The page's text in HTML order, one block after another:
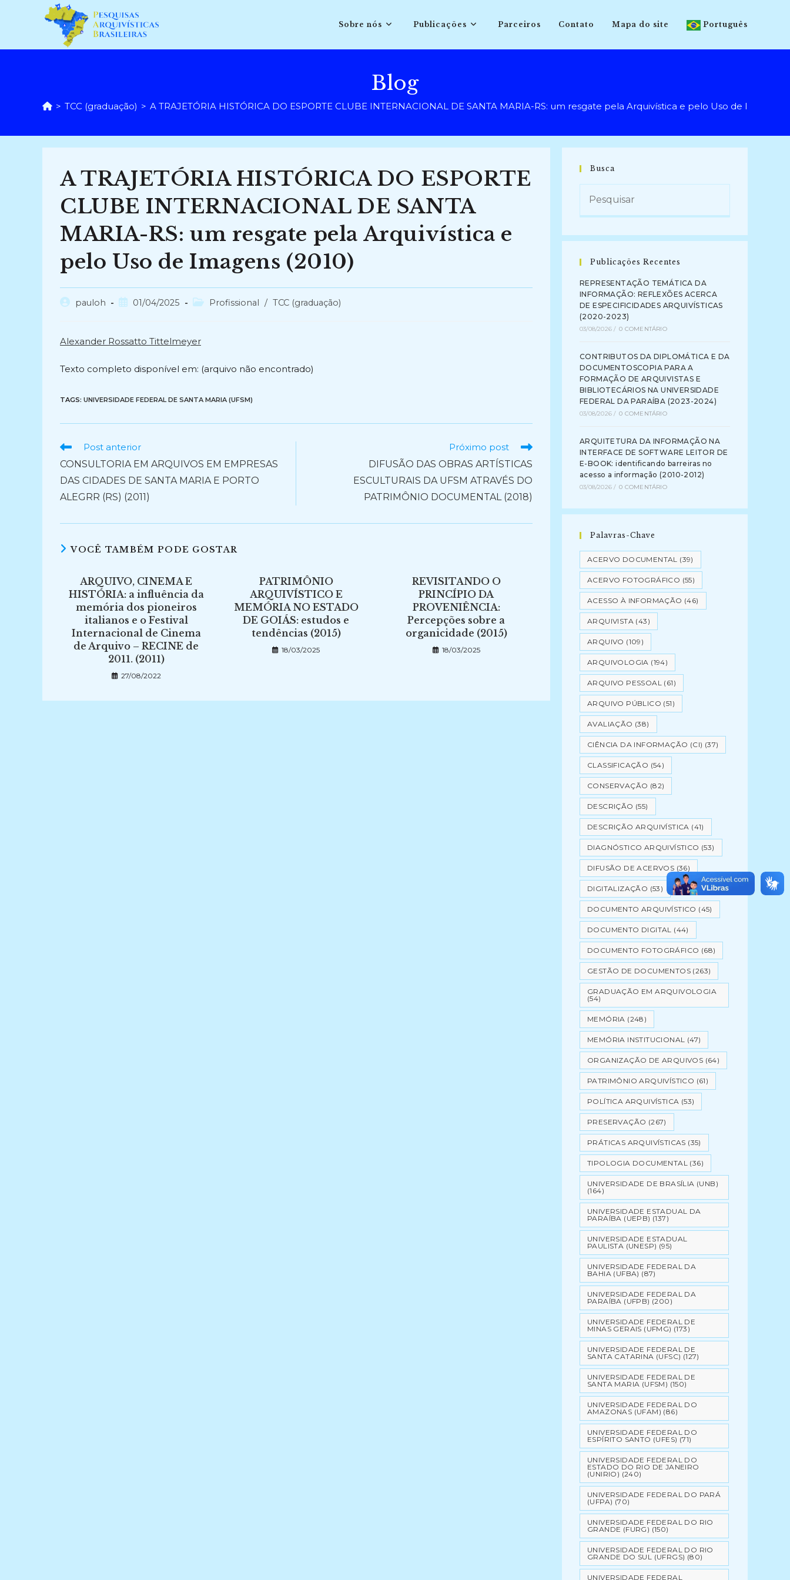
conteúdo
Sobre nós Publicações Parceiros Contato Mapa do site Português
Blog
> TCC (graduação) > A TRAJETÓRIA HISTÓRICA DO ESPORTE CLUBE INTERNACIONAL DE SANTA MARIA-RS: um resgate pela Arquivística e pelo Uso de Imagens
A TRAJETÓRIA HISTÓRICA DO ESPORTE
CLUBE INTERNACIONAL DE SANTA
MARIA-RS: um resgate pela Arquivística e
pelo Uso de Imagens (2010)
Autorpauloh
Post01/04/2025
Categoria
Profissional / TCC (graduação)
Alexander Rossatto Tittelmeyer
Texto completo disponível em: (arquivo não encontrado)
TAGS: UNIVERSIDADE FEDERAL DE SANTA MARIA (UFSM)
Ler
artigos
Post anterior
CONSULTORIA EM ARQUIVOS EM EMPRESAS
DAS CIDADES DE SANTA MARIA E PORTO
ALEGRR (RS) (2011)
Próximo post
DIFUSÃO DAS OBRAS ARTÍSTICAS
ESCULTURAIS DA UFSM ATRAVÉS DO
PATRIMÔNIO DOCUMENTAL (2018)
VOCÊ TAMBÉM PODE GOSTAR
ARQUIVO, CINEMA E
HISTÓRIA: a influência da
memória dos pioneiros
italianos e o Festival
Internacional de Cinema
de Arquivo – RECINE de
2011. (2011)
27/08/2022
PATRIMÔNIO
ARQUIVÍSTICO E
MEMÓRIA NO ESTADO
DE GOIÁS: estudos e
tendências (2015)
18/03/2025
REVISITANDO O
PRINCÍPIO DA
PROVENIÊNCIA:
Percepções sobre a
organicidade (2015)
18/03/2025
Busca
Publicações Recentes
REPRESENTAÇÃO TEMÁTICA DA
INFORMAÇÃO: REFLEXÕES ACERCA
DE ESPECIFICIDADES ARQUIVÍSTICAS
(2020-2023)
03/08/2026 / 0 COMENTÁRIO
CONTRIBUTOS DA DIPLOMÁTICA E DA
DOCUMENTOSCOPIA PARA A
FORMAÇÃO DE ARQUIVISTAS E
BIBLIOTECÁRIOS NA UNIVERSIDADE
FEDERAL DA PARAÍBA (2023-2024)
03/08/2026 / 0 COMENTÁRIO
ARQUITETURA DA INFORMAÇÃO NA
INTERFACE DE SOFTWARE LEITOR DE
E-BOOK: identificando barreiras no
acesso a informação (2010-2012)
03/08/2026 / 0 COMENTÁRIO
Palavras-Chave
ACERVO DOCUMENTAL (39)
ACERVO FOTOGRÁFICO (55)
ACESSO À INFORMAÇÃO (46)
ARQUIVISTA (43)
ARQUIVO (109)
ARQUIVOLOGIA (194)
ARQUIVO PESSOAL (61)
ARQUIVO PÚBLICO (51)
AVALIAÇÃO (38)
CIÊNCIA DA INFORMAÇÃO (CI) (37)
CLASSIFICAÇÃO (54)
CONSERVAÇÃO (82)
DESCRIÇÃO (55)
DESCRIÇÃO ARQUIVÍSTICA (41)
DIAGNÓSTICO ARQUIVÍSTICO (53)
DIFUSÃO DE ACERVOS (36)
DIGITALIZAÇÃO (53)
DOCUMENTO ARQUIVÍSTICO (45)
DOCUMENTO DIGITAL (44)
DOCUMENTO FOTOGRÁFICO (68)
GESTÃO DE DOCUMENTOS (263)
GRADUAÇÃO EM ARQUIVOLOGIA
(54)
MEMÓRIA (248)
MEMÓRIA INSTITUCIONAL (47)
ORGANIZAÇÃO DE ARQUIVOS (64)
PATRIMÔNIO ARQUIVÍSTICO (61)
POLÍTICA ARQUIVÍSTICA (53)
PRESERVAÇÃO (267)
PRÁTICAS ARQUIVÍSTICAS (35)
TIPOLOGIA DOCUMENTAL (36)
UNIVERSIDADE DE BRASÍLIA (UNB)
(164)
UNIVERSIDADE ESTADUAL DA
PARAÍBA (UEPB) (137)
UNIVERSIDADE ESTADUAL
PAULISTA (UNESP) (95)
UNIVERSIDADE FEDERAL DA
BAHIA (UFBA) (87)
UNIVERSIDADE FEDERAL DA
PARAÍBA (UFPB) (200)
UNIVERSIDADE FEDERAL DE
MINAS GERAIS (UFMG) (173)
UNIVERSIDADE FEDERAL DE
SANTA CATARINA (UFSC) (127)
UNIVERSIDADE FEDERAL DE
SANTA MARIA (UFSM) (150)
UNIVERSIDADE FEDERAL DO
AMAZONAS (UFAM) (86)
UNIVERSIDADE FEDERAL DO
ESPÍRITO SANTO (UFES) (71)
UNIVERSIDADE FEDERAL DO
ESTADO DO RIO DE JANEIRO
(UNIRIO) (240)
UNIVERSIDADE FEDERAL DO PARÁ
(UFPA) (70)
UNIVERSIDADE FEDERAL DO RIO
GRANDE (FURG) (150)
UNIVERSIDADE FEDERAL DO RIO
GRANDE DO SUL (UFRGS) (80)
UNIVERSIDADE FEDERAL